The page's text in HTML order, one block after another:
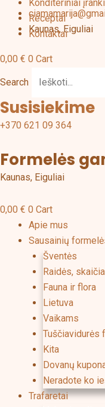
Kaunas, Eiguliai
0,00 € 0 Cart
Search
Susisiekime
+370 621 09 364
Formelės
Kaunas, Eiguliai
0,00 € 0 Cart
Apie mus
Sausainių
Šventės
Raidės,
Fauna ir flora
Lietuva
Vaikams
Tuščiavidurės
Kita
Dovanų
Neradote ko
Trafaretai
Konditeriniai
Receptai
Kontaktai